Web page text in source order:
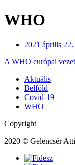
WHO
2021 április 22.
A WHO európai
Aktuális
Belföld
Covid-19
WHO
Copyright
2020 © Gelencsér